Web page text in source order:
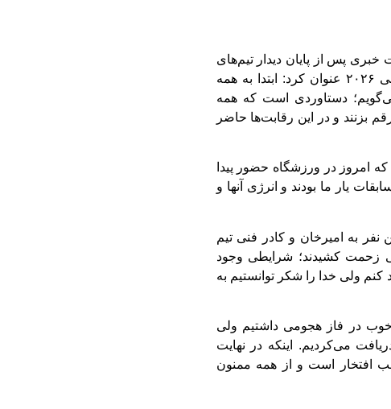
پس از پایان دیدار تیم‌های
ملی ایران و ازبکستان و صعودشان به جام جهانی ۲۰۲۶ عنوان کرد: ابتدا به همه
دستاوردی است که همه
بزنند و در این رقابت‌ها حاضر
امروز در ورزشگاه حضور پیدا
یار ما بودند و انرژی آنها و
نفر به امیرخان و کادر فنی تیم
زحمت کشیدند؛ شرایطی وجود
کنم ولی خدا را شکر توانستیم به
در فاز هجومی داشتیم ولی
می‌کردیم. اینکه در نهایت
افتخار است و از همه ممنون